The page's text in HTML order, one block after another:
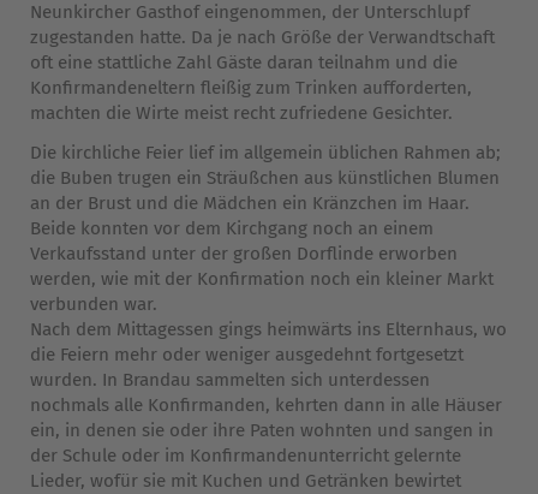
Neunkircher Gasthof eingenommen, der Unterschlupf
zugestanden hatte. Da je nach Größe der Verwandtschaft
oft eine stattliche Zahl Gäste daran teilnahm und die
Konfirmandeneltern fleißig zum Trinken aufforderten,
machten die Wirte meist recht zufriedene Gesichter.
Die kirchliche Feier lief im allgemein üblichen Rahmen ab;
die Buben trugen ein Sträußchen aus künstlichen Blumen
an der Brust und die Mädchen ein Kränzchen im Haar.
Beide konnten vor dem Kirchgang noch an einem
Verkaufsstand unter der großen Dorflinde erworben
werden, wie mit der Konfirmation noch ein kleiner Markt
verbunden war.
Nach dem Mittagessen gings heimwärts ins Elternhaus, wo
die Feiern mehr oder weniger ausgedehnt fortgesetzt
wurden. In Brandau sammelten sich unterdessen
nochmals alle Konfirmanden, kehrten dann in alle Häuser
ein, in denen sie oder ihre Paten wohnten und sangen in
der Schule oder im Konfirmandenunterricht gelernte
Lieder, wofür sie mit Kuchen und Getränken bewirtet